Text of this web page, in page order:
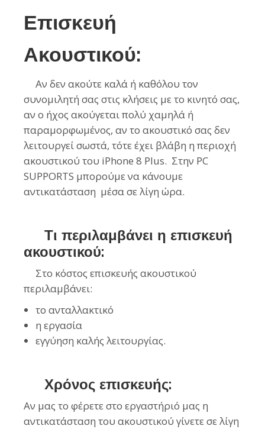
Επισκευή
Ακουστικού:
Αν δεν ακούτε καλά ή καθόλου τον
συνομιλητή σας στις κλήσεις με το κινητό σας,
αν ο ήχος ακούγεται πολύ χαμηλά ή
παραμορφωμένος, αν το ακουστικό σας δεν
λειτουργεί σωστά, τότε έχει βλάβη η περιοχή
ακουστικού του iPhone 8 Plus. Στην PC
SUPPORTS μπορούμε να κάνουμε
αντικατάσταση μέσα σε λίγη ώρα.
Τι περιλαμβάνει η επισκευή
ακουστικού:
Στο κόστος επισκευής ακουστικού
περιλαμβάνει:
το ανταλλακτικό
η εργασία
εγγύηση καλής λειτουργίας.
Χρόνος επισκευής:
Αν μας το φέρετε στο εργαστήριό μας η
αντικατάσταση του ακουστικού γίνετε σε λίγη